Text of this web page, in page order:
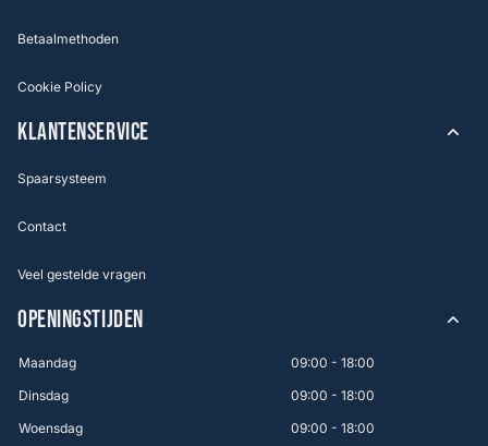
Betaalmethoden
Cookie Policy
KLANTENSERVICE
Spaarsysteem
Contact
Veel gestelde vragen
OPENINGSTIJDEN
Maandag
09:00 - 18:00
Dinsdag
09:00 - 18:00
Woensdag
09:00 - 18:00